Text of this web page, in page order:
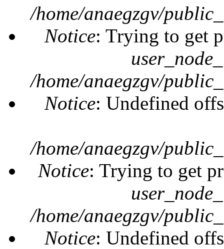
/home/anaegzgv/
Notice: Trying to get
/home/anaegzgv/
Notice: Undefined
/home/anaegzgv/
Notice: Trying to get
/home/anaegzgv/
Notice: Undefined